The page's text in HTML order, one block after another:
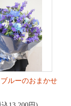
ルーのおまかせ